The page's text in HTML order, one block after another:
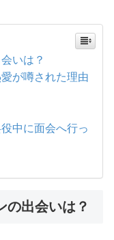
いは？
が噂された理由
中に面会へ行っ
の出会いは？